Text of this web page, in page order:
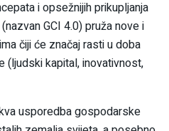
i opsežnijih prikupljanja
GCI 4.0) pruža nove i
čiji će značaj rasti u doba
(ljudski kapital, inovativnost,
usporedba gospodarske